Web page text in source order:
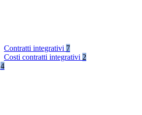
Contratti integrativi 7
Costi contratti integrativi 2
4